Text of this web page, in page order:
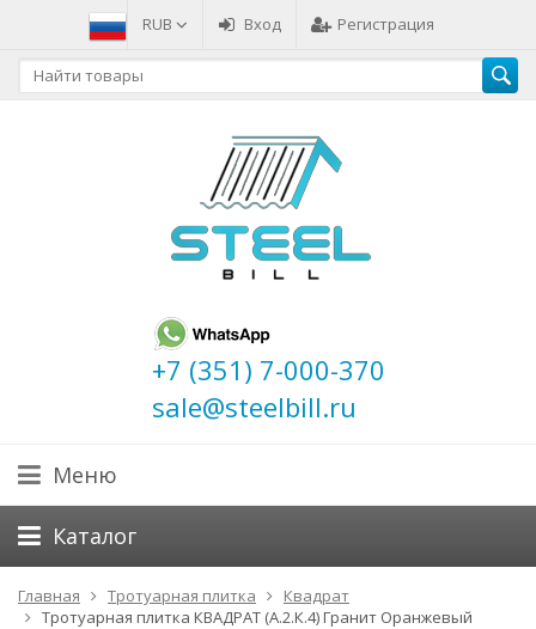
RUB Вход Регистрация
+7 (351) 7-000-370
sale@steelbill.ru
Меню
Каталог
Главная Тротуарная плитка
Квадрат
Тротуарная плитка КВАДРАТ (А.2.К.4) Гранит Оранжевый